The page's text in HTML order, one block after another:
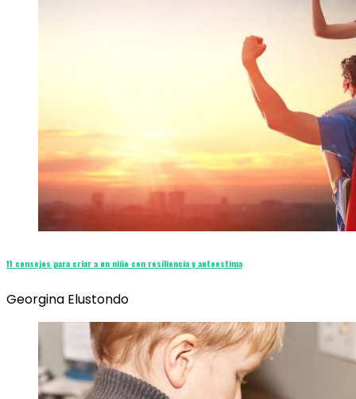
11 consejos para criar a un niño con resiliencia y autoestima
Georgina Elustondo